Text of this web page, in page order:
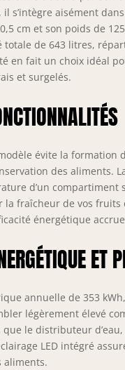
s’intègre aisément
cm et son poids de
de 643 litres,
en fait un choix idéal
et surgelés.
évite la
des aliments.
d’un compartiment
fraîcheur de vos
énergétique
ET
annuelle de 353
légèrement élevé
le distributeur
LED intégré
aliments.